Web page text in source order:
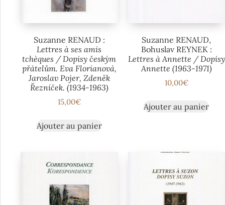
Suzanne RENAUD :
Lettres à ses amis
tchèques / Dopisy českým
přátelům. Eva Florianová,
Jaroslav Pojer, Zdeněk
Řezníček. (1934-1963)
15,00€
Ajouter au panier
Suzanne RENAUD,
Bohuslav REYNEK :
Lettres à Annette / Dopisy
Annette (1963-1971)
10,00€
Ajouter au panier